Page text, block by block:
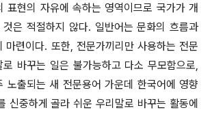
표현의 자유에 속하는 영역이므로 국가가 개
것은 적절하지 않다. 일반어는 문화의 흐름과
마련이다. 또한, 전문가끼리만 사용하는 전문
바꾸는 일은 불가능하고 다소 무모함으로,
노출되는 새 전문용어 가운데 한국어에 영향
신중하게 골라 쉬운 우리말로 바꾸는 활동에